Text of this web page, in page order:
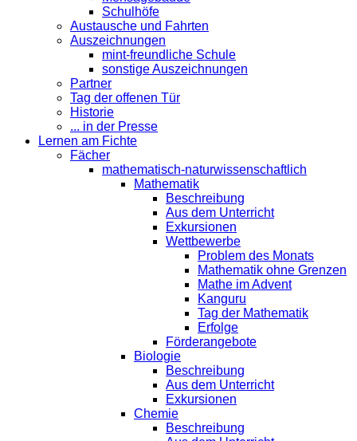
Schulhöfe
Austausche und Fahrten
Auszeichnungen
mint-freundliche Schule
sonstige Auszeichnungen
Partner
Tag der offenen Tür
Historie
... in der Presse
Lernen am Fichte
Fächer
mathematisch-naturwissenschaftlich
Mathematik
Beschreibung
Aus dem Unterricht
Exkursionen
Wettbewerbe
Problem des Monats
Mathematik ohne Grenzen
Mathe im Advent
Kanguru
Tag der Mathematik
Erfolge
Förderangebote
Biologie
Beschreibung
Aus dem Unterricht
Exkursionen
Chemie
Beschreibung